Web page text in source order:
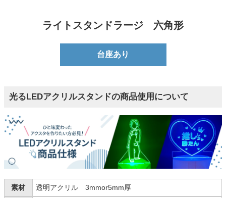
ライトスタンドラージ 六角形
台座あり
光るLEDアクリルスタンドの商品使用について
素材 透明アクリル 3mmor5mm厚